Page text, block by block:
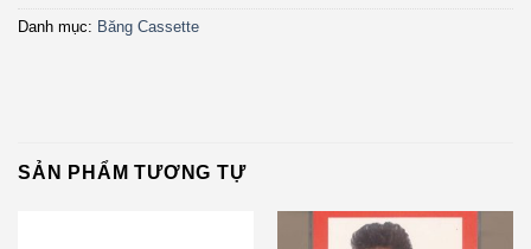
Danh mục: Băng Cassette
SẢN PHẨM TƯƠNG TỰ